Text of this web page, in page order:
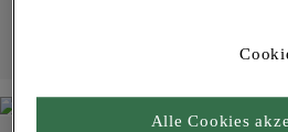
Alle Cookies